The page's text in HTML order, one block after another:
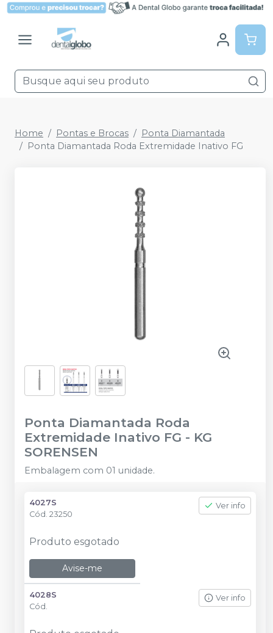
Home Pontas e Brocas
Ponta Diamantada
Ponta Diamantada Roda Extremidade Inativo FG
Ponta Diamantada Roda
Extremidade Inativo FG - KG
SORENSEN
Embalagem com 01 unidade.
4027S
Cód. 23250
Ver info
Produto esgotado
Avise-me
4028S
Cód.
Ver info